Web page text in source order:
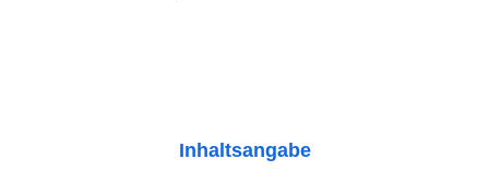
Inhaltsangabe